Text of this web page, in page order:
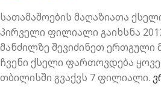
სათამაშოების მაღაზიათა
პირველი ფილიალი გაიხსნა
მანძილზე შევიძინეთ ერთგული
ჩვენი ქსელი ფართოვდება
თბილისში გვაქვს 7 ფილიალი.